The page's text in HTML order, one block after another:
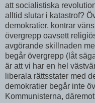
att socialistiska
alltid slutar i katastrof?
demokratier, kontrar
övergrepp oavsett
avgörande skillnaden
begår övergrepp (låt
är att vi har en hel
liberala rättsstater med
demokratier begår inte
Kommunisterna,